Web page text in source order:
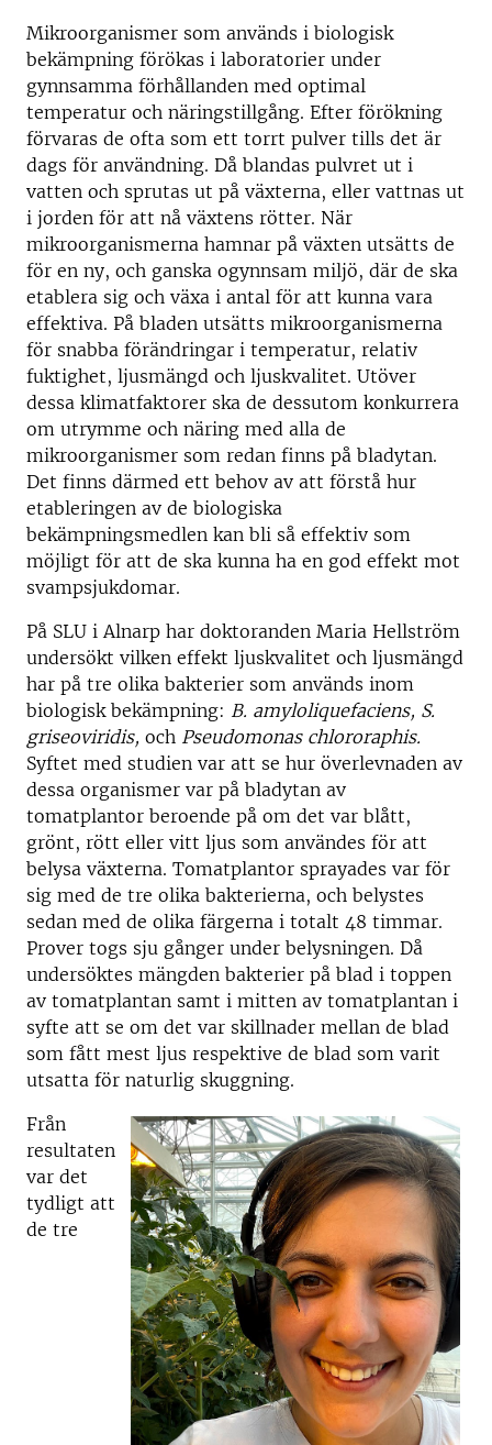
Mikroorganismer som används i biologisk
bekämpning förökas i laboratorier under
gynnsamma förhållanden med optimal
temperatur och näringstillgång. Efter förökning
förvaras de ofta som ett torrt pulver tills det är
dags för användning. Då blandas pulvret ut i
vatten och sprutas ut på växterna, eller vattnas ut
i jorden för att nå växtens rötter. När
mikroorganismerna hamnar på växten utsätts de
för en ny, och ganska ogynnsam miljö, där de ska
etablera sig och växa i antal för att kunna vara
effektiva. På bladen utsätts mikroorganismerna
för snabba förändringar i temperatur, relativ
fuktighet, ljusmängd och ljuskvalitet. Utöver
dessa klimatfaktorer ska de dessutom konkurrera
om utrymme och näring med alla de
mikroorganismer som redan finns på bladytan.
Det finns därmed ett behov av att förstå hur
etableringen av de biologiska
bekämpningsmedlen kan bli så effektiv som
möjligt för att de ska kunna ha en god effekt mot
svampsjukdomar.
På SLU i Alnarp har doktoranden Maria Hellström
undersökt vilken effekt ljuskvalitet och ljusmängd
har på tre olika bakterier som används inom
biologisk bekämpning: B. amyloliquefaciens, S.
griseoviridis, och Pseudomonas chlororaphis.
Syftet med studien var att se hur överlevnaden av
dessa organismer var på bladytan av
tomatplantor beroende på om det var blått,
grönt, rött eller vitt ljus som användes för att
belysa växterna. Tomatplantor sprayades var för
sig med de tre olika bakterierna, och belystes
sedan med de olika färgerna i totalt 48 timmar.
Prover togs sju gånger under belysningen. Då
undersöktes mängden bakterier på blad i toppen
av tomatplantan samt i mitten av tomatplantan i
syfte att se om det var skillnader mellan de blad
som fått mest ljus respektive de blad som varit
utsatta för naturlig skuggning.
Från
resultaten
var det
tydligt att
de tre